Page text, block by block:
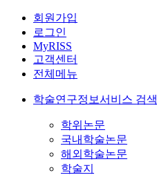
회원가입
로그인
MyRISS
고객센터
전체메뉴
학술연구정보서비스 검색
학위논문
국내학술논문
해외학술논문
학술지